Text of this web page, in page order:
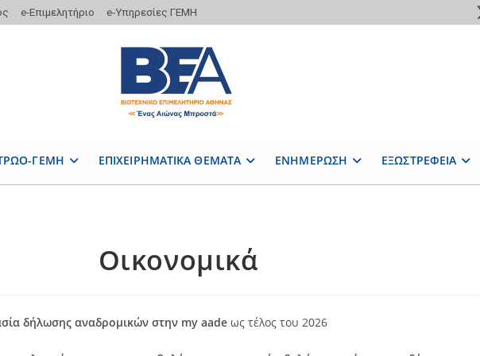
e-Επιμελητήριο e-Υπηρεσίες ΓΕΜΗ
ΓΕΜΗ ΕΠΙΧΕΙΡΗΜΑΤΙΚΑ ΘΕΜΑΤΑ ΕΝΗΜΕΡΩΣΗ ΕΞΩΣΤΡΕΦΕΙΑ
Οικονομικά
δήλωσης αναδρομικών στην my aade ως τέλος του 2026